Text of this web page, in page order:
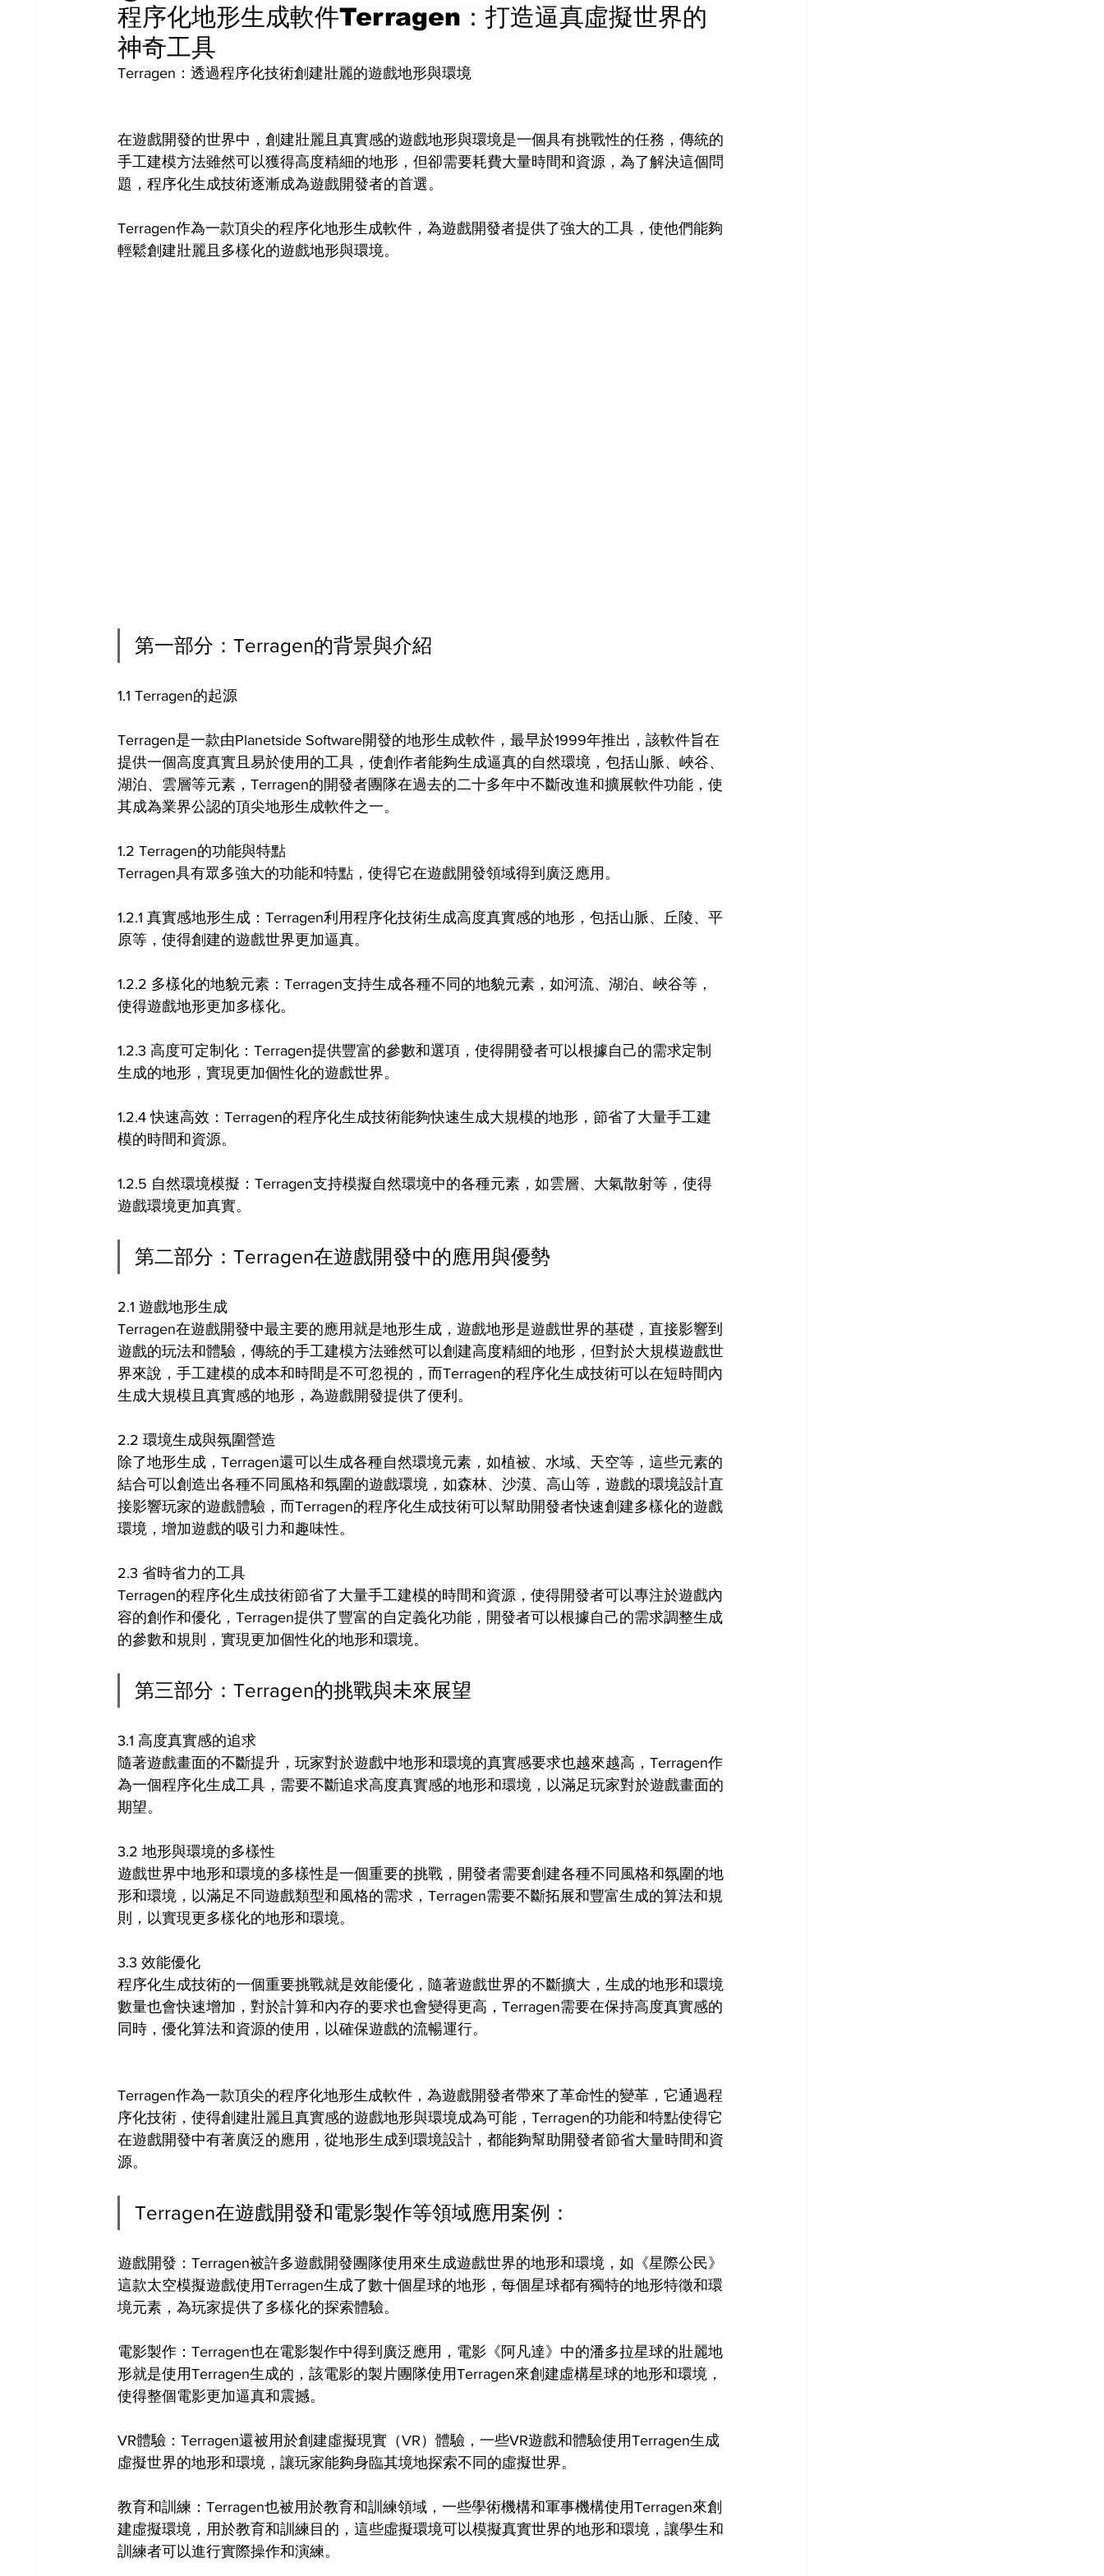
程序化地形生成軟件Terragen：打造逼真虛擬世界的
神奇工具
Terragen：透過程序化技術創建壯麗的遊戲地形與環境
在遊戲開發的世界中，創建壯麗且真實感的遊戲地形與環境是一個具有挑戰性的任務，傳統的
手工建模方法雖然可以獲得高度精細的地形，但卻需要耗費大量時間和資源，為了解決這個問
題，程序化生成技術逐漸成為遊戲開發者的首選。
Terragen作為一款頂尖的程序化地形生成軟件，為遊戲開發者提供了強大的工具，使他們能夠
輕鬆創建壯麗且多樣化的遊戲地形與環境。
第一部分：Terragen的背景與介紹
1.1 Terragen的起源
Terragen是一款由Planetside Software開發的地形生成軟件，最早於1999年推出，該軟件旨在
提供一個高度真實且易於使用的工具，使創作者能夠生成逼真的自然環境，包括山脈、峽谷、
湖泊、雲層等元素，Terragen的開發者團隊在過去的二十多年中不斷改進和擴展軟件功能，使
其成為業界公認的頂尖地形生成軟件之一。
1.2 Terragen的功能與特點
Terragen具有眾多強大的功能和特點，使得它在遊戲開發領域得到廣泛應用。
1.2.1 真實感地形生成：Terragen利用程序化技術生成高度真實感的地形，包括山脈、丘陵、平
原等，使得創建的遊戲世界更加逼真。
1.2.2 多樣化的地貌元素：Terragen支持生成各種不同的地貌元素，如河流、湖泊、峽谷等，
使得遊戲地形更加多樣化。
1.2.3 高度可定制化：Terragen提供豐富的參數和選項，使得開發者可以根據自己的需求定制
生成的地形，實現更加個性化的遊戲世界。
1.2.4 快速高效：Terragen的程序化生成技術能夠快速生成大規模的地形，節省了大量手工建
模的時間和資源。
1.2.5 自然環境模擬：Terragen支持模擬自然環境中的各種元素，如雲層、大氣散射等，使得
遊戲環境更加真實。
第二部分：Terragen在遊戲開發中的應用與優勢
2.1 遊戲地形生成
Terragen在遊戲開發中最主要的應用就是地形生成，遊戲地形是遊戲世界的基礎，直接影響到
遊戲的玩法和體驗，傳統的手工建模方法雖然可以創建高度精細的地形，但對於大規模遊戲世
界來說，手工建模的成本和時間是不可忽視的，而Terragen的程序化生成技術可以在短時間內
生成大規模且真實感的地形，為遊戲開發提供了便利。
2.2 環境生成與氛圍營造
除了地形生成，Terragen還可以生成各種自然環境元素，如植被、水域、天空等，這些元素的
結合可以創造出各種不同風格和氛圍的遊戲環境，如森林、沙漠、高山等，遊戲的環境設計直
接影響玩家的遊戲體驗，而Terragen的程序化生成技術可以幫助開發者快速創建多樣化的遊戲
環境，增加遊戲的吸引力和趣味性。
2.3 省時省力的工具
Terragen的程序化生成技術節省了大量手工建模的時間和資源，使得開發者可以專注於遊戲內
容的創作和優化，Terragen提供了豐富的自定義化功能，開發者可以根據自己的需求調整生成
的參數和規則，實現更加個性化的地形和環境。
第三部分：Terragen的挑戰與未來展望
3.1 高度真實感的追求
隨著遊戲畫面的不斷提升，玩家對於遊戲中地形和環境的真實感要求也越來越高，Terragen作
為一個程序化生成工具，需要不斷追求高度真實感的地形和環境，以滿足玩家對於遊戲畫面的
期望。
3.2 地形與環境的多樣性
遊戲世界中地形和環境的多樣性是一個重要的挑戰，開發者需要創建各種不同風格和氛圍的地
形和環境，以滿足不同遊戲類型和風格的需求，Terragen需要不斷拓展和豐富生成的算法和規
則，以實現更多樣化的地形和環境。
3.3 效能優化
程序化生成技術的一個重要挑戰就是效能優化，隨著遊戲世界的不斷擴大，生成的地形和環境
數量也會快速增加，對於計算和內存的要求也會變得更高，Terragen需要在保持高度真實感的
同時，優化算法和資源的使用，以確保遊戲的流暢運行。
Terragen作為一款頂尖的程序化地形生成軟件，為遊戲開發者帶來了革命性的變革，它通過程
序化技術，使得創建壯麗且真實感的遊戲地形與環境成為可能，Terragen的功能和特點使得它
在遊戲開發中有著廣泛的應用，從地形生成到環境設計，都能夠幫助開發者節省大量時間和資
源。
Terragen在遊戲開發和電影製作等領域應用案例：
遊戲開發：Terragen被許多遊戲開發團隊使用來生成遊戲世界的地形和環境，如《星際公民》
這款太空模擬遊戲使用Terragen生成了數十個星球的地形，每個星球都有獨特的地形特徵和環
境元素，為玩家提供了多樣化的探索體驗。
電影製作：Terragen也在電影製作中得到廣泛應用，電影《阿凡達》中的潘多拉星球的壯麗地
形就是使用Terragen生成的，該電影的製片團隊使用Terragen來創建虛構星球的地形和環境，
使得整個電影更加逼真和震撼。
VR體驗：Terragen還被用於創建虛擬現實（VR）體驗，一些VR遊戲和體驗使用Terragen生成
虛擬世界的地形和環境，讓玩家能夠身臨其境地探索不同的虛擬世界。
教育和訓練：Terragen也被用於教育和訓練領域，一些學術機構和軍事機構使用Terragen來創
建虛擬環境，用於教育和訓練目的，這些虛擬環境可以模擬真實世界的地形和環境，讓學生和
訓練者可以進行實際操作和演練。